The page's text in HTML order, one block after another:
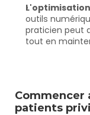
outils
praticien peut
tout en
Commencer
patients